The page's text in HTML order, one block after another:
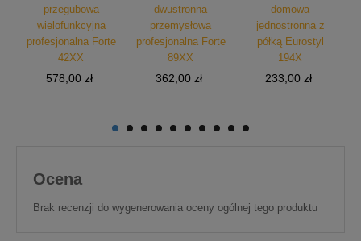
przegubowa
wielofunkcyjna
profesjonalna Forte
42XX
Cena
578,00 zł
dwustronna
przemysłowa
profesjonalna Forte
89XX
Cena
362,00 zł
domowa
jednostronna z
półką Eurostyl
194X
Cena
233,00 zł
Ocena
Brak recenzji do wygenerowania oceny ogólnej tego produktu